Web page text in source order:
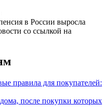
в России выросла
со ссылкой на
правила для покупателей:
после покупки которых